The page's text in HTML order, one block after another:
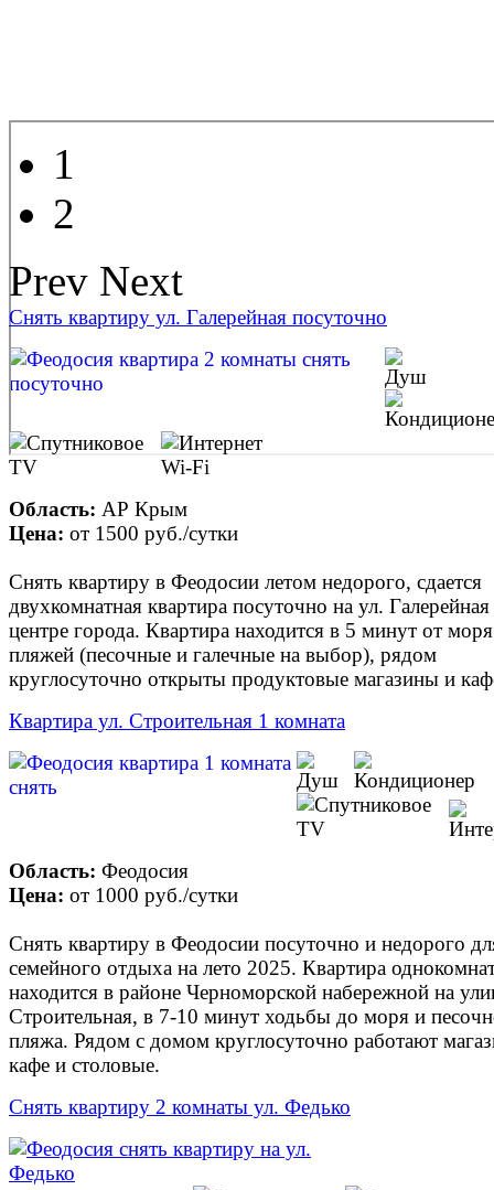
1
2
Prev Next
Снять квартиру ул. Галерейная посуточно
Область: АР Крым
Цена: от 1500 руб./сутки
Снять квартиру в Феодосии летом недорого, сдается
двухкомнатная квартира посуточно на ул. Галерейная
центре города. Квартира находится в 5 минут от
пляжей (песочные и галечные на выбор), рядом
круглосуточно открыты продуктовые магазины и
Квартира ул. Строительная 1 комната
Область: Феодосия
Цена: от 1000 руб./сутки
Снять квартиру в Феодосии посуточно и недорого
семейного отдыха на лето 2025. Квартира
находится в районе Черноморской набережной на
Строительная, в 7-10 минут ходьбы до моря и
пляжа. Рядом с домом круглосуточно работают
кафе и столовые.
Снять квартиру 2 комнаты ул. Федько